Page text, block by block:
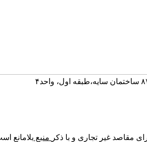
مقاصد غیر تجاری و با ذکر منبع بلامانع